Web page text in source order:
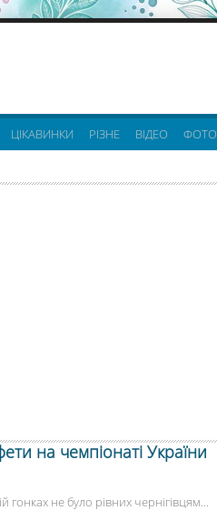
ЦІКАВИНКИ РІЗНЕ ВІДЕО ФОТО
на чемпіонаті України
гонках не було рівних чернігівцям...